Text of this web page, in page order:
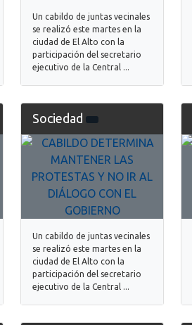
Un cabildo de juntas vecinales
se realizó este martes en la
ciudad de El Alto con la
participación del secretario
ejecutivo de la Central ...
Sociedad
Un cabildo de juntas vecinales
se realizó este martes en la
ciudad de El Alto con la
participación del secretario
ejecutivo de la Central ...